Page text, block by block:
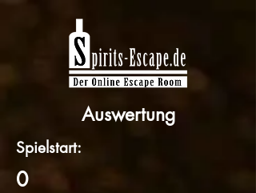
Auswertung
Spielstart:
0